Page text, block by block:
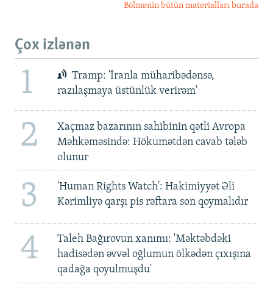
Bölmənin bütün materialları burada
Çox izlənən
1
Tramp: 'İranla müharibədənsə,
razılaşmaya üstünlük verirəm'
2
Xaçmaz bazarının sahibinin qətli Avropa
Məhkəməsində: Hökumətdən cavab tələb
olunur
3
'Human Rights Watch': Hakimiyyət Əli
Kərimliyə qarşı pis rəftara son qoymalıdır
4
Taleh Bağırovun xanımı: 'Məktəbdəki
hadisədən əvvəl oğlumun ölkədən çıxışına
qadağa qoyulmuşdu'